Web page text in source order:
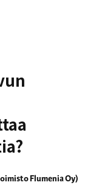
Flumenia Oy)